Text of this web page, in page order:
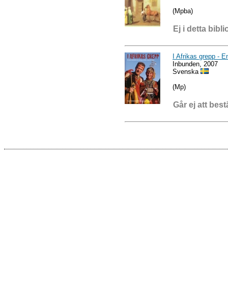
(Mpba)
Ej i detta
I Afrikas grepp -
Inbunden, 2007
Svenska
(Mp)
Går ej att